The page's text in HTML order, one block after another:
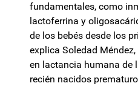
fundamentales, como
lactoferrina y
de los bebés desde los
explica Soledad
en lactancia humana de
recién nacidos